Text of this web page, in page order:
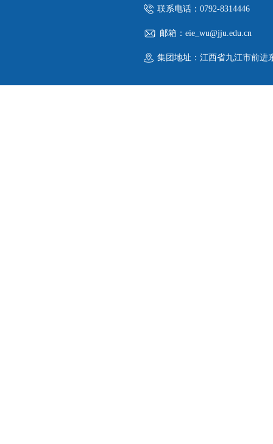
联系电话：0792-8314446
邮箱：eie_wu@jju.edu.cn
集团地址：江西省九江市前进